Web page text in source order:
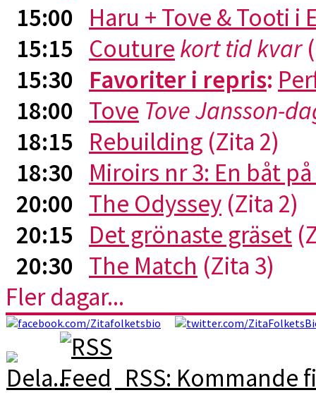
15:00 Haru + Tove & Tooti i
15:15 Couture kort tid kvar
15:30 Favoriter i repris:
18:00 Tove Tove Jansson-
18:15 Rebuilding (Zita 2)
18:30 Miroirs nr 3: En båt
20:00 The Odyssey (Zita 2)
20:15 Det grönaste gräset
20:30 The Match (Zita 3)
Fler dagar...
RSS: Kommande